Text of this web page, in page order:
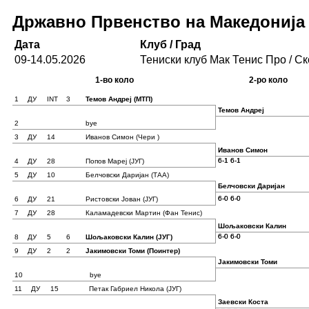
Државно Првенство на
Дата
Клуб / Град
09-14.05.2026
Тениски клуб Мак Тенис Про /
1-во коло
1 ДУ INT 3 Темов Андреј (МТП)
2 bye
6-1 6-1
3 ДУ 14 Иванов Симон (Чери )
6-1 6-1
4 ДУ 28 Попов Мареј (ЈУГ)
6-0 6-0
5 ДУ 10 Белчовски Даријан (ТАА)
6-0 6-0
6 ДУ 21 Ристовски Јован (ЈУГ)
6-0 6-0
7 ДУ 28 Каламадевски Мартин (Фан Тенис)
6-0 6-0
8 ДУ 5 6 Шољаковски Калин (ЈУГ)
9
ДУ 2 2 Јакимовски Томи (Поинтер)
10 bye
11 ДУ 15 Петак Габриел Никола (ЈУГ)
2-ро коло
Темов Андреј
Иванов Симон
Белчовски Даријан
Шољаковски Калин
Јакимовски Томи
Заевски Коста